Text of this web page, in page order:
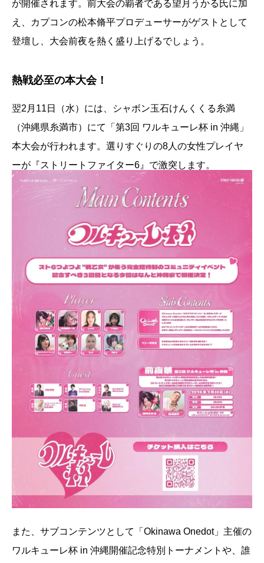
が開催されます。前大会の覇者である望月うかる氏に加
え、カプコンの松本脩平プロデューサーがゲストとして
登壇し、大会前夜を熱く盛り上げるでしょう。
熱戦必至の本大会！
翌2月11日（水）には、シャボン玉石けんくくる糸満
（沖縄県糸満市）にて「第3回 ワルキューレ杯 in 沖縄」
本大会が行われます。選りすぐりの8人の女性プレイヤ
ーが『ストリートファイター6』で激突します。
また、サブコンテンツとして「Okinawa Onedot」主催の
ワルキューレ杯 in 沖縄開催記念特別トーナメントや、誰